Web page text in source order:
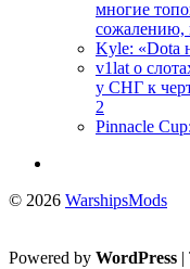
многие
сожалению,
Kyle: «Dota
v1lat о
у СНГ к
2
Pinnacle
© 2026 WarshipsMods
Powered by WordPress |